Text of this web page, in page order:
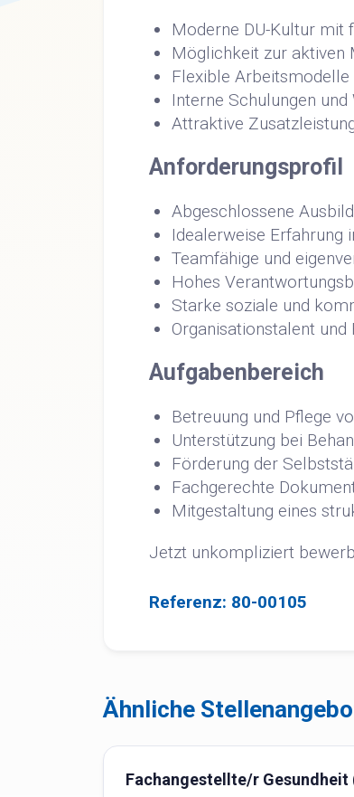
Moderne DU-Kultur mit
Möglichkeit zur aktiven
Flexible
Interne Schulungen
Attraktive
Anforderungsprofil
Abgeschlossene
Idealerweise Erfahrung
Teamfähige und
Hohes
Starke soziale und
Organisationstalent
Aufgabenbereich
Betreuung und Pflege
Unterstützung bei
Förderung der
Fachgerechte
Mitgestaltung eines
Jetzt unkompliziert
Referenz: 80-00105
Ähnliche
Fachangestellte/r Gesundheit